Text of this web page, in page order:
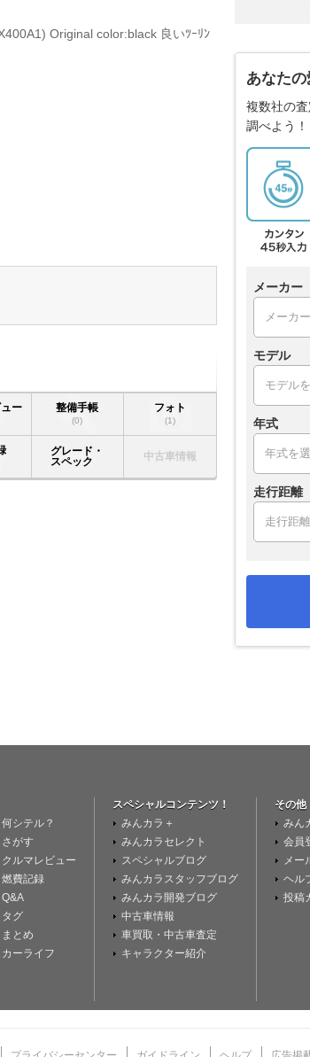
Original color:black 良いﾂｰﾘﾝ
ー 整備手帳
(0)
フォト
(1)
グレード・
スペック
中古車情報
あなたの
複数社の
調べよう！
メーカー
モデル
年式
走行距離
何シテル？
さがす
クルマレビュー
燃費記録
Q&A
タグ
まとめ
カーライフ
スペシャルコンテンツ！
みんカラ＋
みんカラセレクト
スペシャルブログ
みんカラスタッフブログ
みんカラ開発ブログ
中古車情報
車買取・中古車査定
キャラクター紹介
その他
みん
会員
メー
ヘル
投稿